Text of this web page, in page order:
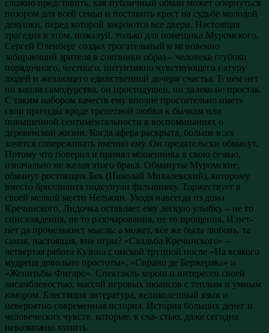
сложно представить, как публичный обман может обернуться
позором для всей семьи и поставить крест на судьбе молодой
девушки, перед которой закроются все двери. Настоящая
трагедия в этом, пожалуй, только для помещика Муромского.
Сергей Оленберг создал трогательный и мгновенно
забирающий зрителя в союзники образ – человека глубоко
порядочного, честного, интуитивно чувствующего натуру
людей и желающего единственной дочери счастья. В нем нет
ни капли самодурства, он простодушен, но далеко не простак.
С таким набором качеств ему вполне простительно иметь
свои причуды вроде трепетной любви к бычкам или
повышенной сентиментальности в воспоминаниях о
деревенской жизни. Когда афера раскрыта, больше всех
хочется сопереживать именно ему. Он предательски обманут.
Потому что поверил и принял мошенника в свою семью,
изначально не желая этого брака. Обмануты Муромские,
обманут ростовщик Бек (Николай Михалевский), которому
вместо бриллианта подсунули фальшивку. Торжествует в
своей мелкой мести Нелькин. Уходя навсегда из дома
Кречинского, Лидочка оставляет ему легкую улыбку – не то
снисхождения, не то разочарования, не то прощения. И нет-
нет да промелькнет мысль: а может, все же была любовь, та
самая, настоящая, вне игры? «Свадьба Кречинского» –
четвертая работа Кузина с омской труппой после «На всякого
мудреца довольно простоты», «Сирано де Бержерака» и
«Женитьбы Фигаро». Спектакль хорош и интересен своей
ансамблевостью, массой игровых нюансов с теплым и умным
юмором. Блестящая литература, великолепный язык и
невероятно современная история. История больших денег и
человеческих чувств, которые, к сча- стью, даже сегодня
невозможно купить.